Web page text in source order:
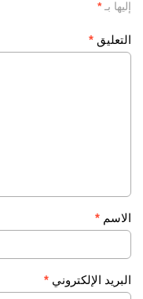
إليها بـ*
التعليق *
الاسم *
البريد الإلكتروني *